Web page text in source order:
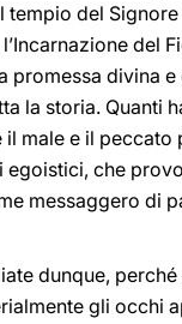
del
del
divina
la storia. Quanti
male e il
che
messaggero di
dunque,
gli occhi